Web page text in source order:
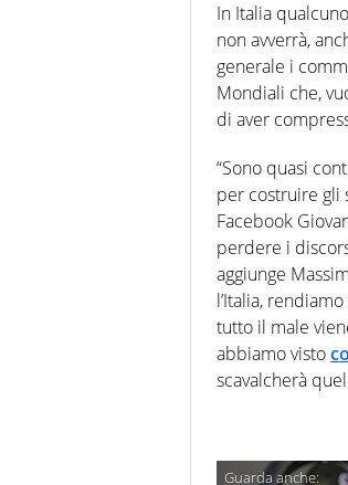
In Italia
non avverrà,
generale i
Mondiali che,
di aver
“Sono quasi
per costruire gli
Facebook
perdere i
aggiunge
l’Italia,
tutto il male
abbiamo visto
scavalcherà